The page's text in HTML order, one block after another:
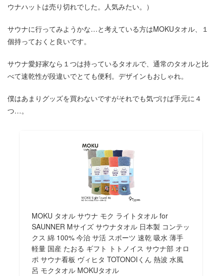
ウナハットは売り切れでした。人気みたい。）
サウナに行ってみようかな…と考えている方はMOKUタオル、１
個持っておくと良いです。
サウナ愛好家なら１つは持っているタオルで、通常のタオルと比
べて速乾性が段違いでとても便利。デザインもおしゃれ。
僕はあまりグッズを買わないですがそれでも気づけば手元に４
つ…。
MOKU タオル サウナ モク ライトタオル for
SAUNNER Mサイズ サウナタオル 日本製 コンテッ
クス 綿 100% 今治 サ活 スポーツ 速乾 吸水 薄手
軽量 国産 たおる ギフト トトノイス サウナ部 オロ
ポ サウナ看板 ヴィヒタ TOTONOIくん 熱波 水風
呂 モクタオル MOKUタオル